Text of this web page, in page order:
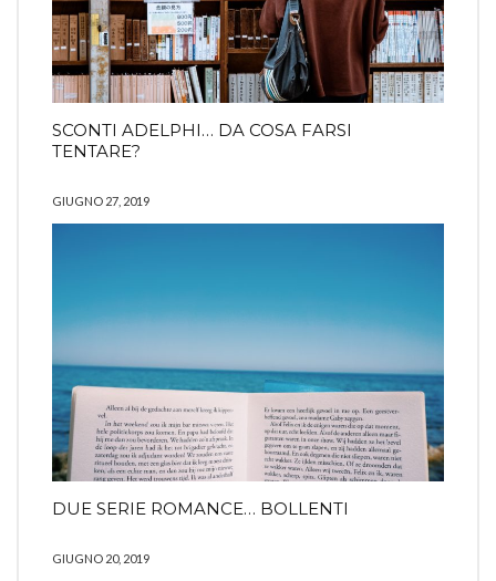
SCONTI ADELPHI… DA COSA FARSI
TENTARE?
GIUGNO 27, 2019
DUE SERIE ROMANCE… BOLLENTI
GIUGNO 20, 2019